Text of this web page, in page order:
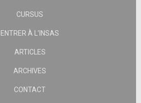
CURSUS
ENTRER À L’INSAS
ARTICLES
ARCHIVES
CONTACT